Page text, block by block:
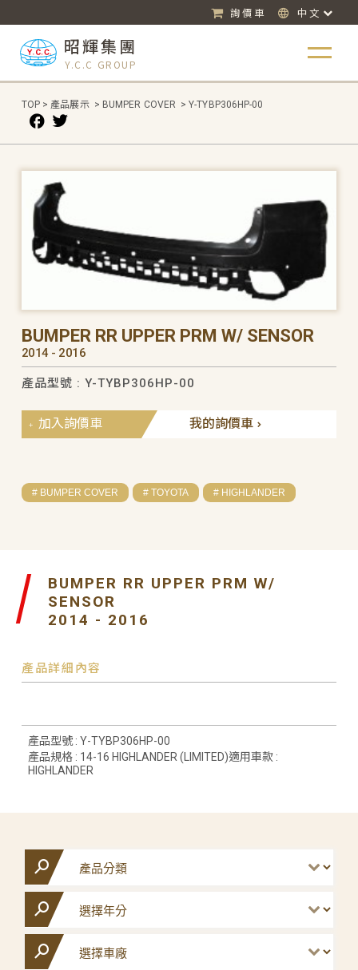
詢價車 中文
昭輝集團
Y.C.C GROUP
TOP > 產品展示 > BUMPER COVER > Y-TYBP306HP-00
BUMPER RR UPPER PRM W/ SENSOR
2014 - 2016
產品型號 : Y-TYBP306HP-00
我的詢價車
加入詢價車
# BUMPER COVER # TOYOTA # HIGHLANDER
BUMPER RR UPPER PRM W/
SENSOR
2014 - 2016
產品詳細內容
產品型號 : Y-TYBP306HP-00
產品規格 : 14-16 HIGHLANDER (LIMITED)適用車款 :
HIGHLANDER